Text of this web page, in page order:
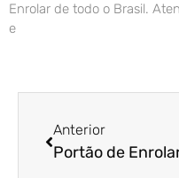
Enrolar de todo o Brasil.
e
Anterior